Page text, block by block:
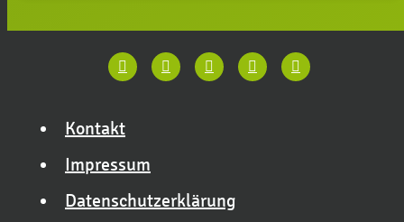
Kontakt
Impressum
Datenschutzerklärung